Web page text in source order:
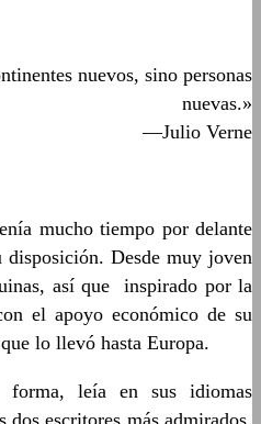
nuevos, sino personas
nuevas.»
—Julio Verne
mucho tiempo por delante
Desde muy joven
así que inspirado por la
el apoyo económico de su
lo llevó hasta Europa.
forma, leía en sus idiomas
dos escritores más admirados.